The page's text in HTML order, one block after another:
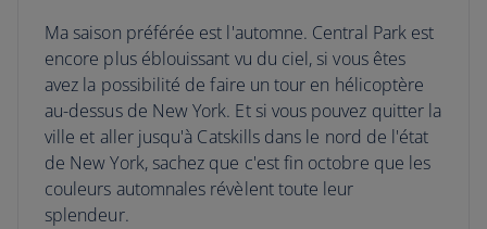
Ma saison préférée est l'automne. Central Park est
encore plus éblouissant vu du ciel, si vous êtes
avez la possibilité de faire un tour en hélicoptère
au-dessus de New York. Et si vous pouvez quitter la
ville et aller jusqu'à Catskills dans le nord de l'état
de New York, sachez que c'est fin octobre que les
couleurs automnales révèlent toute leur
splendeur.